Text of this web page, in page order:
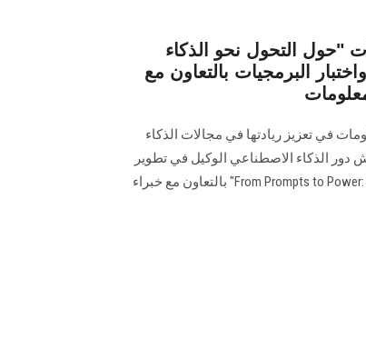
"حول التحول نحو الذكاء
البرمجيات بالتعاون مع
في تعزيز ريادتها في مجالات الذكاء
دور الذكاء الاصطناعي الوكيل في تطوير
واختبار البرمجيات بعنوان: “From Prompts to Power: Agentic AI Shift" بالتعاون مع خبراء